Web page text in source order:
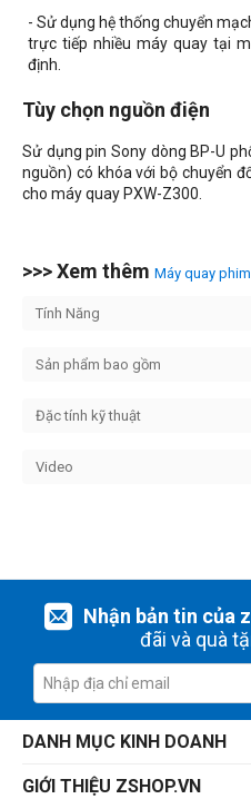
- Sử dụng hệ thống chuyển
trực tiếp nhiều máy quay tại
định.
Tùy chọn nguồn điện
Sử dụng pin Sony dòng BP-U
nguồn) có khóa với bộ chuyển
cho máy quay PXW-Z300.
>>> Xem thêm Máy quay phim
Tính Năng
Sản phẩm bao gồm
Đặc tính kỹ thuật
Video
Nhận bản tin của
đãi và quà
DANH MỤC KINH DOANH
GIỚI THIỆU ZSHOP.VN